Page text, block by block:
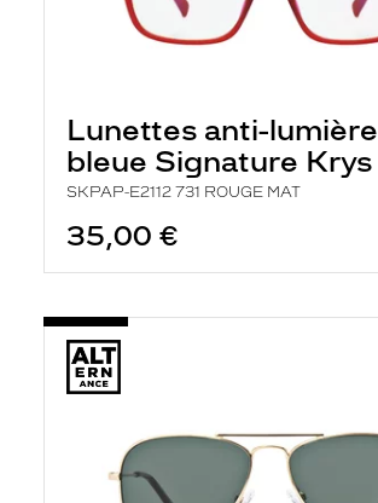
Lunettes anti-lumière
bleue Signature Krys
SKPAP-E2112 731 ROUGE MAT
35,00 €